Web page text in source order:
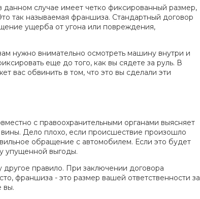
данном случае имеет четко фиксированный размер,
так называемая франшиза. Стандартный договор
ущерба от угона или повреждения,
нужно внимательно осмотреть машину внутри и
еще до того, как вы сядете за руль. В
вас обвинить в том, что это вы сделали эти
с правоохранительными органами выясняет
Дело плохо, если происшествие произошло
обращение с автомобилем. Если это будет
упущенной выгоды.
другое правило. При заключении договора
франшиза - это размер вашей ответственности за
вы.